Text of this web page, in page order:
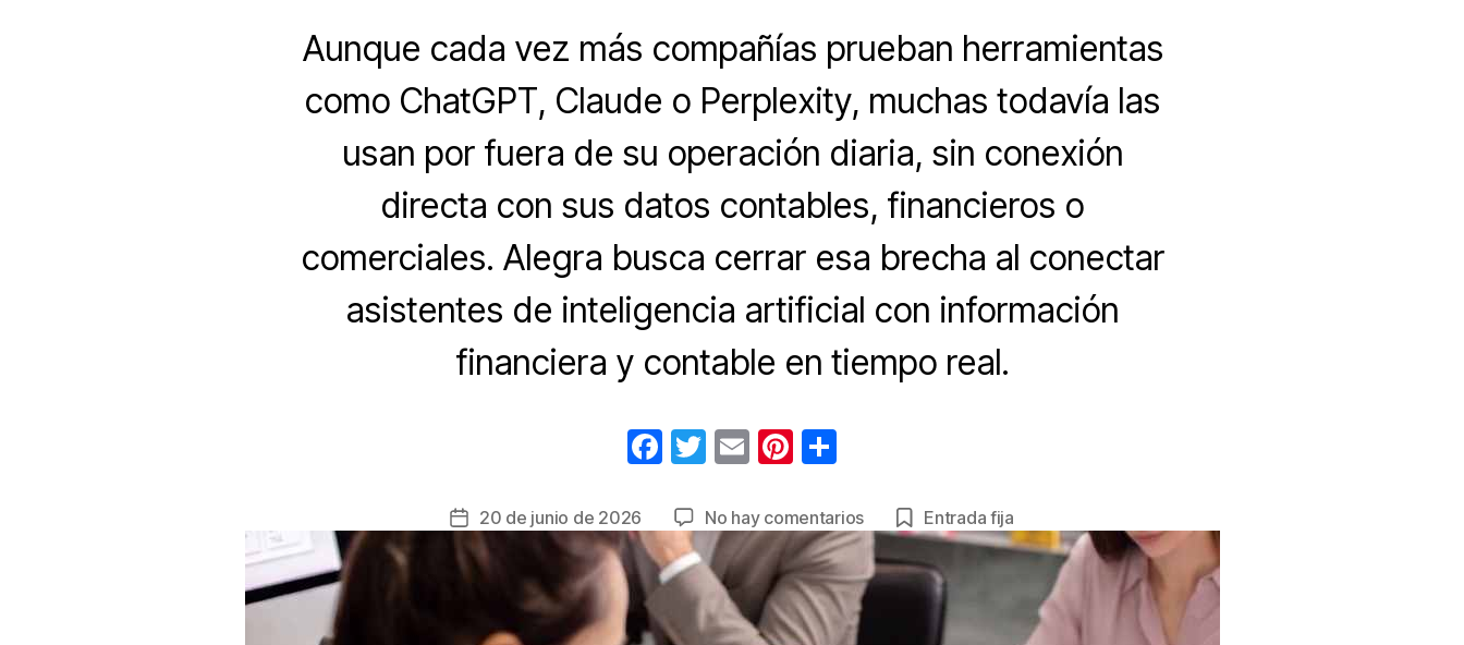
Aunque cada vez más compañías prueban herramientas
como ChatGPT, Claude o Perplexity, muchas todavía las
usan por fuera de su operación diaria, sin conexión
directa con sus datos contables, financieros o
comerciales. Alegra busca cerrar esa brecha al conectar
asistentes de inteligencia artificial con información
financiera y contable en tiempo real.
F
c
e
b
o
T
tt
er
E
ail
Pi
er
e
st
m
p
ar
tir
Fecha
la
20 de junio de 2026 No hay comentariosen
Cuatro
errores
están
Entrada fija